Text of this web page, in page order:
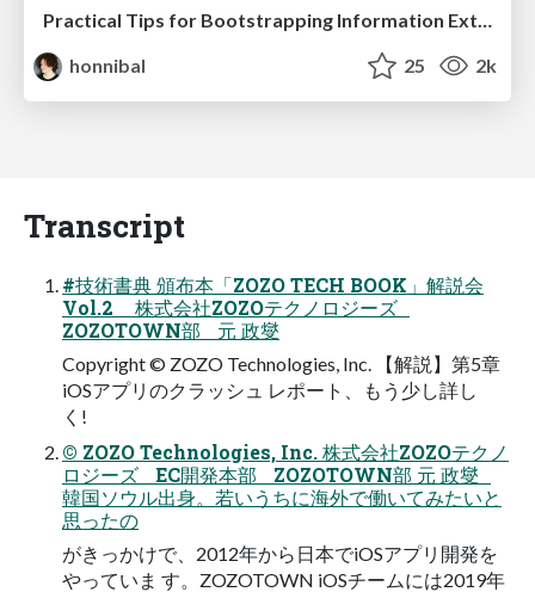
honnibal
25 2k
Transcript
#技術書典 頒布本「ZOZO TECH BOOK」解説会
Vol.2 株式会社ZOZOテクノロジーズ
ZOZOTOWN部 元 政燮
Copyright © ZOZO Technologies, Inc. 【解説】第5章
iOSアプリのクラッシュ レポート、もう少し詳し
く!
© ZOZO Technologies, Inc. 株式会社ZOZOテクノ
ロジーズ EC開発本部 ZOZOTOWN部 元 政燮
韓国ソウル出身。若いうちに海外で働いてみたいと
思ったの
がきっかけで、2012年から日本でiOSアプリ開発を
やっていま す。ZOZOTOWN iOSチームには2019年